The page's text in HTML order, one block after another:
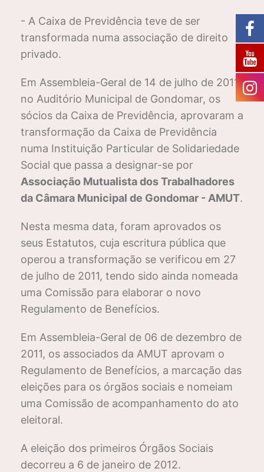
- A Caixa de Previdência teve de ser
transformada numa associação de direito
privado.
Em Assembleia-Geral de 14 de julho de 2011,
no Auditório Municipal de Gondomar, os
sócios da Caixa de Previdência, aprovaram a
transformação da Caixa de Previdência
numa Instituição Particular de Solidariedade
Social que passa a designar-se por
Associação Mutualista dos Trabalhadores
da Câmara Municipal de Gondomar - AMUT.
Nesta mesma data, foram aprovados os
seus Estatutos, cuja escritura pública que
operou a transformação se verificou em 27
de julho de 2011, tendo sido ainda nomeada
uma Comissão para elaborar o novo
Regulamento de Benefícios.
Em Assembleia-Geral de 06 de dezembro de
2011, os associados da AMUT aprovam o
Regulamento de Benefícios, a marcação das
eleições para os órgãos sociais e nomeiam
uma Comissão de acompanhamento do ato
eleitoral.
A eleição dos primeiros Órgãos Sociais
decorreu a 6 de janeiro de 2012.